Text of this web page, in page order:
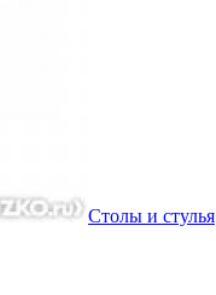
Столы и стулья